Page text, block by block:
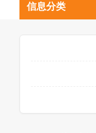
信息分类